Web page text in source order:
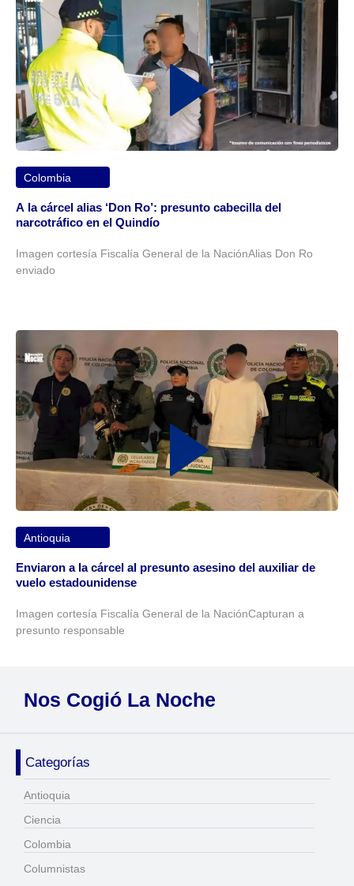
Colombia
A la cárcel alias ‘Don Ro’: presunto cabecilla del
narcotráfico en el Quindío
Imagen cortesía Fiscalía General de la NaciónAlias Don Ro
enviado
Antioquia
Enviaron a la cárcel al presunto asesino del auxiliar de
vuelo estadounidense
Imagen cortesía Fiscalía General de la NaciónCapturan a
presunto responsable
Nos Cogió La Noche
Categorías
Antioquia
Ciencia
Colombia
Columnistas